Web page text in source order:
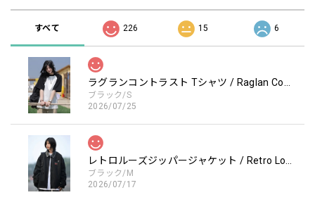
すべて 226 15 6
ブラック/S
2026/07/25
ブラック/M
2026/07/17